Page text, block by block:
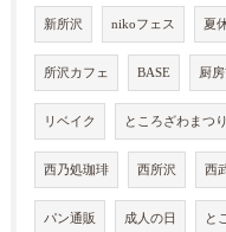
新所沢 nikoフェス 夏
所沢カフェ BASE 厨
リベイク ところざわまつり
西乃処珈琲 西所沢 西
パン通販 成人の日 と